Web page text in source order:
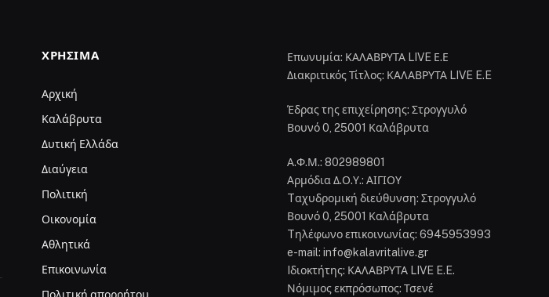
ΧΡΉΣΙΜΑ
Αρχική
Καλάβρυτα
Δυτική Ελλάδα
Διαύγεια
Πολιτική
Οικονομία
Αθλητικά
Επικοινωνία
Πολιτική απορρήτου
Επωνυμία: ΚΑΛΑΒΡΥΤΑ LIVE Ε.Ε
Διακριτικός Τίτλος: ΚΑΛΑΒΡΥΤΑ LIVE E.E
Έδρας της επιχείρησης: Στρογγυλό
Βουνό 0, 25001 Καλάβρυτα
Α.Φ.Μ.: 802989801
Αρμόδια Δ.Ο.Υ.: ΑΙΓΙΟΥ
Tαχυδρομική διεύθυνση: Στρογγυλό
Βουνό 0, 25001 Καλάβρυτα
Tηλέφωνο επικοινωνίας: 6945953993
e-mail: info@kalavritalive.gr
Iδιοκτήτης: ΚΑΛΑΒΡΥΤΑ LIVE E.E.
Νόμιμος εκπρόσωπος: Τσενέ